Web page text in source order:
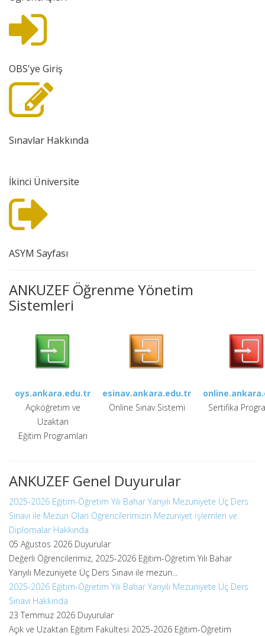
This
activates
the
reader
help
and
interact
the
OBS'ye Giriş
Sınavlar Hakkında
İkinci Üniversite
ASYM Sayfası
ANKUZEF Öğrenme Yönetim
Sistemleri
oys.ankara.edu.tr
Açıköğretim ve
Uzaktan
Eğitim Programları
esinav.ankara.edu.tr
Online Sınav Sistemi
Sertifika
ANKUZEF Genel Duyurular
2025-2026 Eğitim-Öğretim Yılı Bahar Yarıyılı Mezuniyete Üç Ders
Sınavı ile Mezun Olan Öğrencilerimizin Mezuniyet İşlemleri ve
Diplomalar Hakkında
05 Ağustos 2026 Duyurular
Değerli Öğrencilerimiz, 2025-2026 Eğitim-Öğretim Yılı Bahar
Yarıyılı Mezuniyete Üç Ders Sınavı ile mezun...
2025-2026 Eğitim-Öğretim Yılı Bahar Yarıyılı Mezuniyete Üç Ders
Sınavı Hakkında
23 Temmuz 2026 Duyurular
Açık ve Uzaktan Eğitim Fakültesi 2025-2026 Eğitim-Öğretim